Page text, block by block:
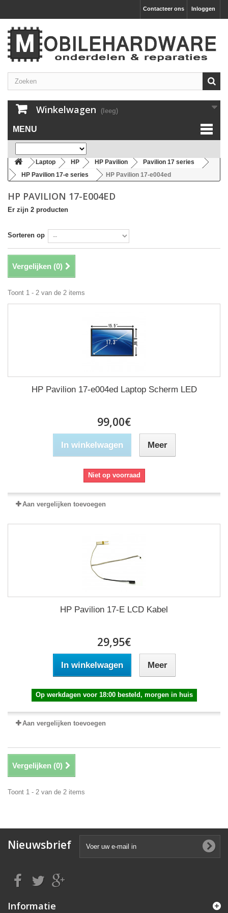
Inloggen
Contacteer ons
Winkelwagen (leeg)
MENU
Laptop HP HP Pavilion
Pavilion 17 series
HP Pavilion 17-e series
HP Pavilion 17-e004ed
HP PAVILION 17-E004ED
Er zijn 2 producten
Sorteren op
Vergelijken (0)
Toont 1 - 2 van de 2 items
HP Pavilion 17-e004ed Laptop Scherm LED
99,00€
In winkelwagen Meer
Niet op voorraad
Aan vergelijken toevoegen
HP Pavilion 17-E LCD Kabel
29,95€
In winkelwagen Meer
Op werkdagen voor 18:00 besteld, morgen in huis
Aan vergelijken toevoegen
Vergelijken (0)
Toont 1 - 2 van de 2 items
Nieuwsbrief
Informatie